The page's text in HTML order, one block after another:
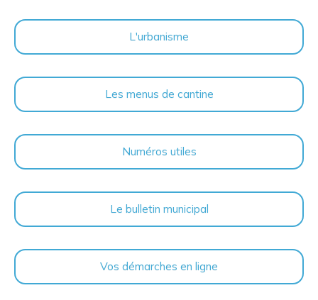
L'urbanisme
Les menus de cantine
Numéros utiles
Le bulletin municipal
Vos démarches en ligne